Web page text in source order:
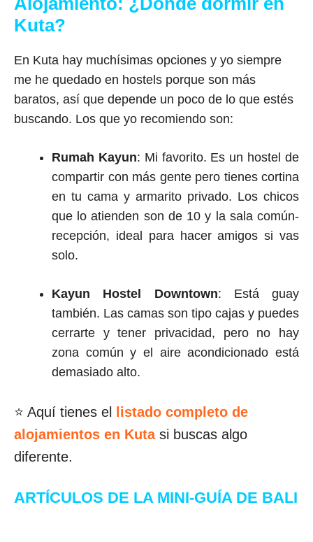
Kuta?
En Kuta hay muchísimas opciones y yo siempre
me he quedado en hostels porque son más
baratos, así que depende un poco de lo que estés
buscando. Los que yo recomiendo son:
Rumah Kayun: Mi favorito. Es un hostel de
compartir con más gente pero tienes cortina
en tu cama y armarito privado. Los chicos
que lo atienden son de 10 y la sala común-
recepción, ideal para hacer amigos si vas
solo.
Kayun Hostel Downtown: Está guay
también. Las camas son tipo cajas y puedes
cerrarte y tener privacidad, pero no hay
zona común y el aire acondicionado está
demasiado alto.
⭐ Aquí tienes el
listado completo de
alojamientos en Kutasi buscas algo
diferente.
ARTÍCULOS DE LA MINI-GUÍA DE BALI